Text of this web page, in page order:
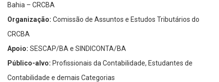
Bahia – CRCBA
Organização: Comissão de Assuntos e Estudos Tributários do
CRCBA
Apoio: SESCAP/BA e SINDICONTA/BA
Público-alvo: Profissionais da Contabilidade, Estudantes de
Contabilidade e demais Categorias